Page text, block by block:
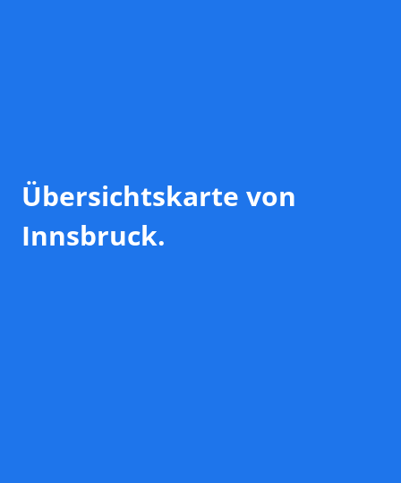
Übersichtskarte von
Innsbruck.